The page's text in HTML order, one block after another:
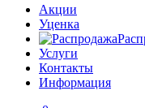
Акции
Уценка
Услуги
Контакты
Информация